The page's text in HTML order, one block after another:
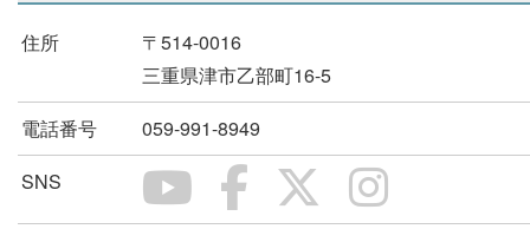
住所
〒514-0016
三重県津市乙部町16-5
電話番号
059-991-8949
SNS